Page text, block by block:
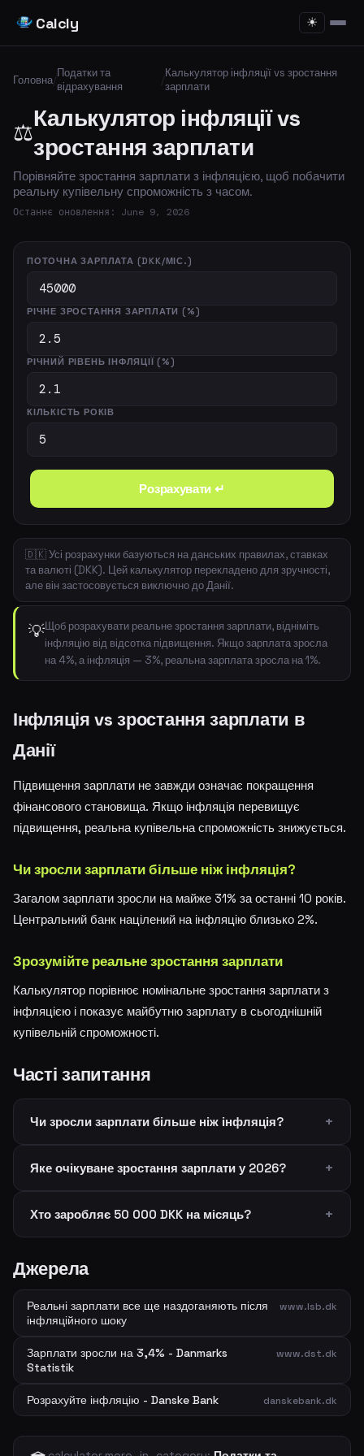
Calcly ☀
Головна/Податки та
відрахування
/Калькулятор інфляції vs зростання
зарплати
⚖️Калькулятор інфляції vs
зростання зарплати
Порівняйте зростання зарплати з інфляцією, щоб побачити
реальну купівельну спроможність з часом.
Останнє оновлення: June 9, 2026
ПОТОЧНА ЗАРПЛАТА (DKK/МІС.)
РІЧНЕ ЗРОСТАННЯ ЗАРПЛАТИ (%)
РІЧНИЙ РІВЕНЬ ІНФЛЯЦІЇ (%)
КІЛЬКІСТЬ РОКІВ
Розрахувати ↵
🇩🇰 Усі розрахунки базуються на данських правилах, ставках
та валюті (DKK). Цей калькулятор перекладено для зручності,
але він застосовується виключно до Данії.
💡Щоб розрахувати реальне зростання зарплати, відніміть
інфляцію від відсотка підвищення. Якщо зарплата зросла
на 4%, а інфляція — 3%, реальна зарплата зросла на 1%.
Інфляція vs зростання зарплати в
Данії
Підвищення зарплати не завжди означає покращення
фінансового становища. Якщо інфляція перевищує
підвищення, реальна купівельна спроможність знижується.
Чи зросли зарплати більше ніж інфляція?
Загалом зарплати зросли на майже 31% за останні 10 років.
Центральний банк націлений на інфляцію близько 2%.
Зрозумійте реальне зростання зарплати
Калькулятор порівнює номінальне зростання зарплати з
інфляцією і показує майбутню зарплату в сьогоднішній
купівельній спроможності.
Часті запитання
Чи зросли зарплати більше ніж інфляція?
Яке очікуване зростання зарплати у 2026?
Хто заробляє 50 000 DKK на місяць?
Джерела
Реальні зарплати все ще наздоганяють після
інфляційного шоку
www.lsb.dk
Зарплати зросли на 3,4% - Danmarks
Statistik
www.dst.dk
Розрахуйте інфляцію - Danske Bank danskebank.dk